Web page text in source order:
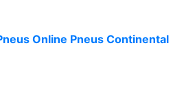
Online Pneus Continental